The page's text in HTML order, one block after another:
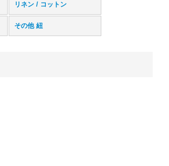
リネン / コットン
その他 紐